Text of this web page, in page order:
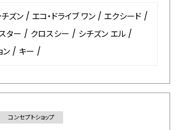
チズン / エコ・ドライブ ワン / エクシード /
ター / クロスシー / シチズン エル /
ン / キー /
コンセプトショップ